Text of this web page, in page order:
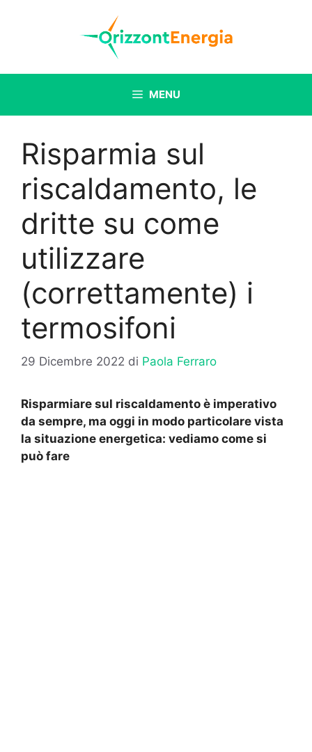
MENU
Risparmia sul
riscaldamento, le
dritte su come
utilizzare
(correttamente) i
termosifoni
29 Dicembre 2022 di Paola Ferraro
Risparmiare sul riscaldamento è imperativo
da sempre, ma oggi in modo particolare vista
la situazione energetica: vediamo come si
può fare